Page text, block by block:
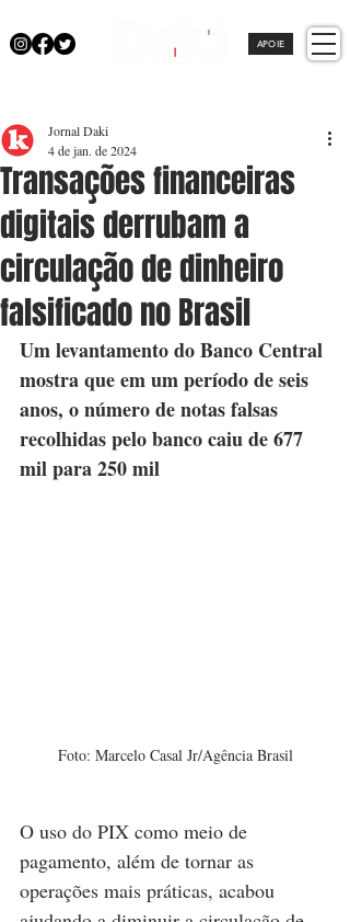
APOIE
Transações financeiras
digitais derrubam a
circulação de dinheiro
falsificado no Brasil
Jornal Daki
4 de jan. de 2024
Um levantamento do Banco Central
mostra que em um período de seis
anos, o número de notas falsas
recolhidas pelo banco caiu de 677
mil para 250 mil
Foto: Marcelo Casal Jr/Agência Brasil
O uso do PIX como meio de
pagamento, além de tornar as
operações mais práticas, acabou